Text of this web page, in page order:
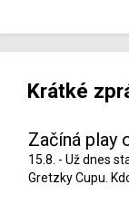
Krátké
Začíná play
15.8. - Už dnes
Gretzky Cupu.